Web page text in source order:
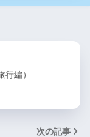
編）
次の記事